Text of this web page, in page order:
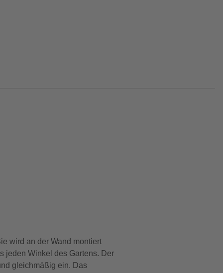
wird an der Wand montiert
jeden Winkel des Gartens. Der
gleichmäßig ein. Das